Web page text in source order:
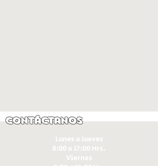
Contáctanos
Lunes a Jueves
8:00 a 17:00 Hrs.
Viernes